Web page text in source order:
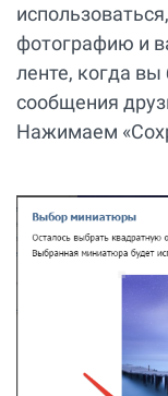
фотографию и
ленте, когда
сообщения
Нажимаем